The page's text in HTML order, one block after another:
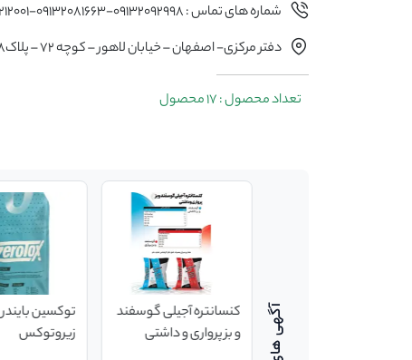
شماره های تماس : 09132092998-09132081663-09133212001
دفتر مرکزی- اصفهان – خیابان لاهور – کوچه 72 – پلاک108
تعداد محصول : 17 محصول
کنسانتره آجیلی گوسفند
و بز پرواری و داشتی
توکسین بایندر
زیروتوکس